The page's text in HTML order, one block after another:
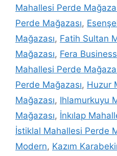
Mahallesi Perde
Perde Mağazası,
Mağazası, Fatih Sultan
Mağazası, Fera
Mahallesi Perde
Perde Mağazası, Huzur
Mağazası, Ihlamurkuyu
Mağazası, İnkılap
İstiklal Mahallesi Perde
Modern, Kazım